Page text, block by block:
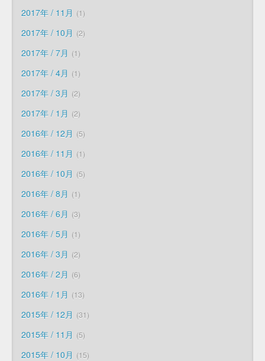
2017年 / 11月 1
2017年 / 10月 2
2017年 / 7月 1
2017年 / 4月 1
2017年 / 3月 2
2017年 / 1月 2
2016年 / 12月 5
2016年 / 11月 1
2016年 / 10月 5
2016年 / 8月 1
2016年 / 6月 3
2016年 / 5月 1
2016年 / 3月 2
2016年 / 2月 6
2016年 / 1月 13
2015年 / 12月 31
2015年 / 11月 5
2015年 / 10月 15